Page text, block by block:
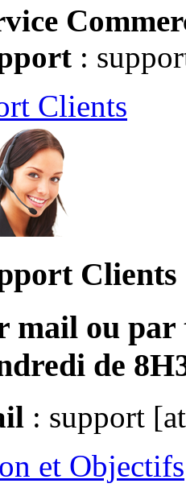
:
Clients
Clients
mail ou par
de
: support
et Objectifs